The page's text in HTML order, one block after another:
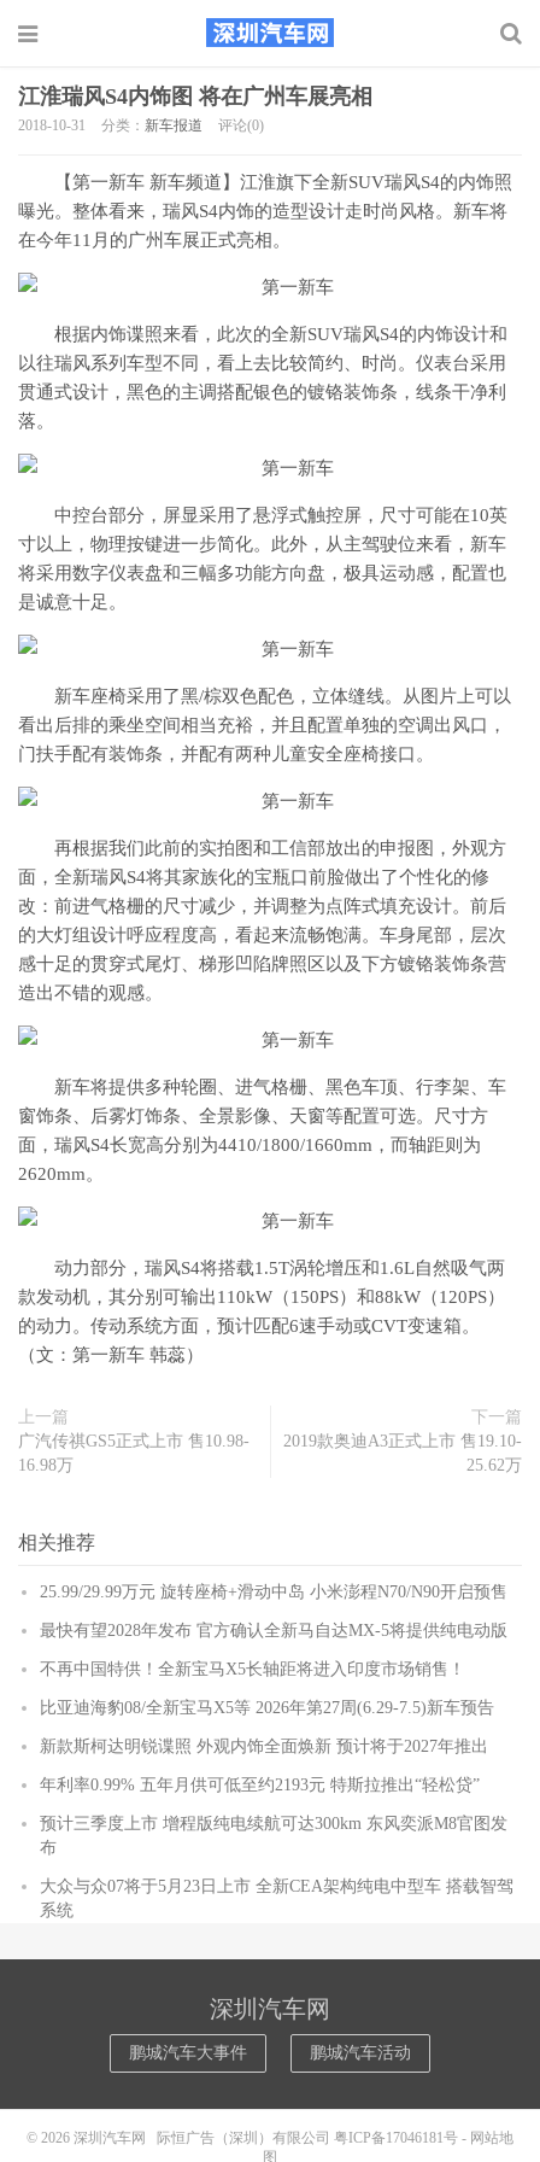
江淮瑞风S4内饰图 将在广州车展亮相
2018-10-31 分类： 新车报道 评论(0)
【第一新车 新车频道】江淮旗下全新SUV瑞风S4的内饰照
曝光。整体看来，瑞风S4内饰的造型设计走时尚风格。新车将
在今年11月的广州车展正式亮相。
根据内饰谍照来看，此次的全新SUV瑞风S4的内饰设计和
以往瑞风系列车型不同，看上去比较简约、时尚。仪表台采用
贯通式设计，黑色的主调搭配银色的镀铬装饰条，线条干净利
落。
中控台部分，屏显采用了悬浮式触控屏，尺寸可能在10英
寸以上，物理按键进一步简化。此外，从主驾驶位来看，新车
将采用数字仪表盘和三幅多功能方向盘，极具运动感，配置也
是诚意十足。
新车座椅采用了黑/棕双色配色，立体缝线。从图片上可以
看出后排的乘坐空间相当充裕，并且配置单独的空调出风口，
门扶手配有装饰条，并配有两种儿童安全座椅接口。
再根据我们此前的实拍图和工信部放出的申报图，外观方
面，全新瑞风S4将其家族化的宝瓶口前脸做出了个性化的修
改：前进气格栅的尺寸减少，并调整为点阵式填充设计。前后
的大灯组设计呼应程度高，看起来流畅饱满。车身尾部，层次
感十足的贯穿式尾灯、梯形凹陷牌照区以及下方镀铬装饰条营
造出不错的观感。
新车将提供多种轮圈、进气格栅、黑色车顶、行李架、车
窗饰条、后雾灯饰条、全景影像、天窗等配置可选。尺寸方
面，瑞风S4长宽高分别为4410/1800/1660mm，而轴距则为
2620mm。
动力部分，瑞风S4将搭载1.5T涡轮增压和1.6L自然吸气两
款发动机，其分别可输出110kW（150PS）和88kW（120PS）
的动力。传动系统方面，预计匹配6速手动或CVT变速箱。
（文：第一新车 韩蕊）
上一篇
广汽传祺GS5正式上市 售10.98-
16.98万
下一篇
2019款奥迪A3正式上市 售19.10-
25.62万
相关推荐
25.99/29.99万元 旋转座椅+滑动中岛 小米澎程N70/N90开启预售
最快有望2028年发布 官方确认全新马自达MX-5将提供纯电动版
不再中国特供！全新宝马X5长轴距将进入印度市场销售！
比亚迪海豹08/全新宝马X5等 2026年第27周(6.29-7.5)新车预告
新款斯柯达明锐谍照 外观内饰全面焕新 预计将于2027年推出
年利率0.99% 五年月供可低至约2193元 特斯拉推出“轻松贷”
预计三季度上市 增程版纯电续航可达300km 东风奕派M8官图发
布
大众与众07将于5月23日上市 全新CEA架构纯电中型车 搭载智驾
系统
深圳汽车网
鹏城汽车大事件 鹏城汽车活动
© 2026 深圳汽车网 际恒广告（深圳）有限公司 粤ICP备17046181号 - 网站地
图